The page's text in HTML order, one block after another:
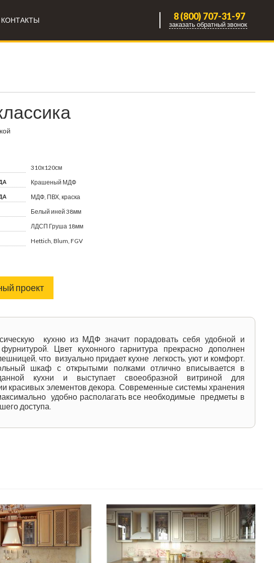
КОНТАКТЫ 8 (800) 707-31-97
заказать обратный звонок
310х120см
Крашеный МДФ
МДФ, ПВХ, краска
Белый иней 38мм
ЛДСП Груша 18мм
Hettich, Blum, FGV
проект
кухню из МДФ значит порадовать себя удобной и
Цвет кухонного гарнитура прекрасно дополнен
что визуально придает кухне легкость, уют и комфорт.
шкаф с открытыми полками отлично вписывается в
кухни и выступает своеобразной витриной для
красивых элементов декора. Современные системы хранения
удобно располагать все необходимые предметы в
доступа.